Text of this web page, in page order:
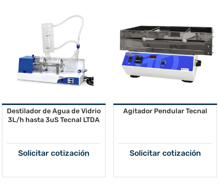
Destilador de Agua de Vidrio
3L/h hasta 3uS Tecnal LTDA
Solicitar cotización
Agitador Pendular Tecnal
Solicitar cotización